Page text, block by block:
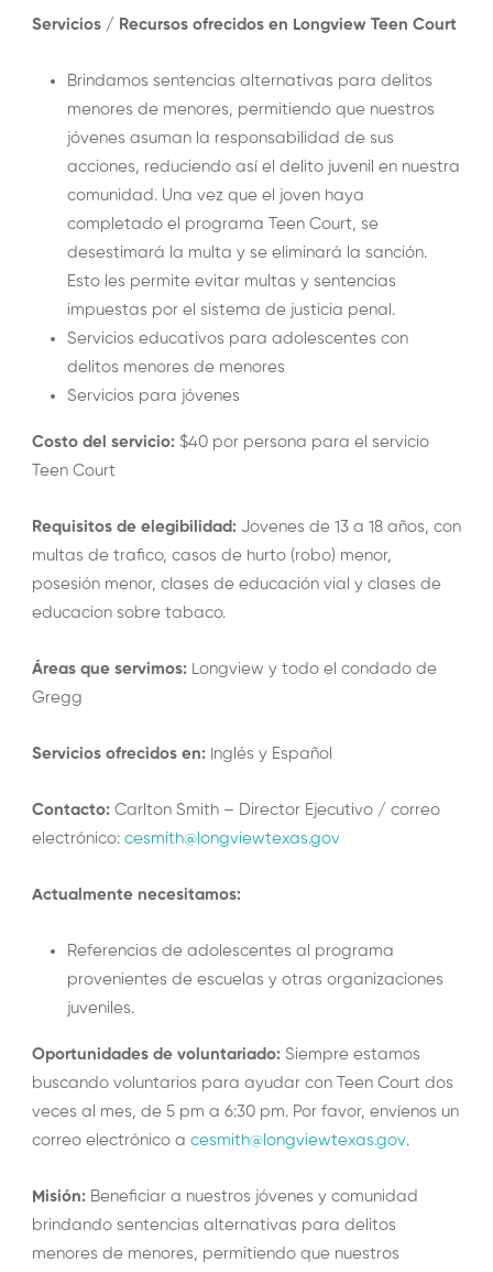
Servicios / Recursos ofrecidos en Longview Teen Court
Brindamos sentencias alternativas para delitos
menores de menores, permitiendo que nuestros
jóvenes asuman la responsabilidad de sus
acciones, reduciendo así el delito juvenil en nuestra
comunidad. Una vez que el joven haya
completado el programa Teen Court, se
desestimará la multa y se eliminará la sanción.
Esto les permite evitar multas y sentencias
impuestas por el sistema de justicia penal.
Servicios educativos para adolescentes con
delitos menores de menores
Servicios para jóvenes
Costo del servicio:$40 por persona para el servicio
Teen Court
Requisitos de elegibilidad:Jovenes de 13 a 18 años, con
multas de trafico, casos de hurto (robo) menor,
posesión menor, clases de educación vial y clases de
educacion sobre tabaco.
Áreas que servimos:Longview y todo el condado de
Gregg
Servicios ofrecidos en:Inglés y Español
Contacto:Carlton Smith – Director Ejecutivo / correo
electrónico: cesmith@longviewtexas.gov
Actualmente necesitamos:
Referencias de adolescentes al programa
provenientes de escuelas y otras organizaciones
juveniles.
Oportunidades de voluntariado:Siempre estamos
buscando voluntarios para ayudar con Teen Court dos
veces al mes, de 5 pm a 6:30 pm. Por favor, envíenos un
correo electrónico a cesmith@longviewtexas.gov.
Misión:Beneficiar a nuestros jóvenes y comunidad
brindando sentencias alternativas para delitos
menores de menores, permitiendo que nuestros